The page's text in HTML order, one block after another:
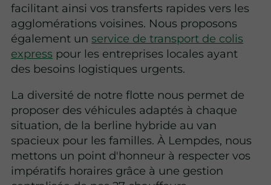
facilitant ainsi vos transferts rapides vers les
agglomérations voisines. Nous proposons
également unservice de transport de colis
express pour les entreprises locales ayant
des besoins logistiques urgents.
La diversité de notre flotte nous permet de
proposer des véhicules adaptés à chaque
situation, de la berline hybride au van
spacieux pour les familles. À Lempdes, nous
mettons un point d'honneur à respecter vos
impératifs horaires grâce à une gestion